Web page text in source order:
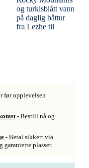
før opplevelsen
- Bestill nå og
- Betal sikkert via
plasser.